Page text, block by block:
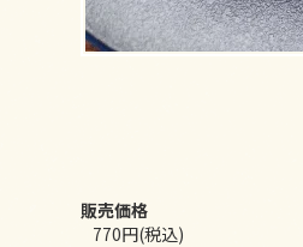
販売価格
770円(税込)